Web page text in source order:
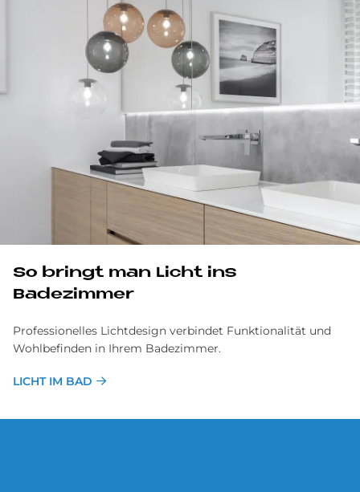
So bringt man Licht ins
Badezimmer
Professionelles Lichtdesign verbindet Funktionalität und
Wohlbefinden in Ihrem Badezimmer.
LICHT IM BAD